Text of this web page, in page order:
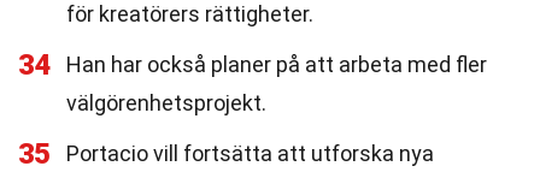
för kreatörers rättigheter.
34
Han har också planer på att arbeta med fler
välgörenhetsprojekt.
35
Portacio vill fortsätta att utforska nya